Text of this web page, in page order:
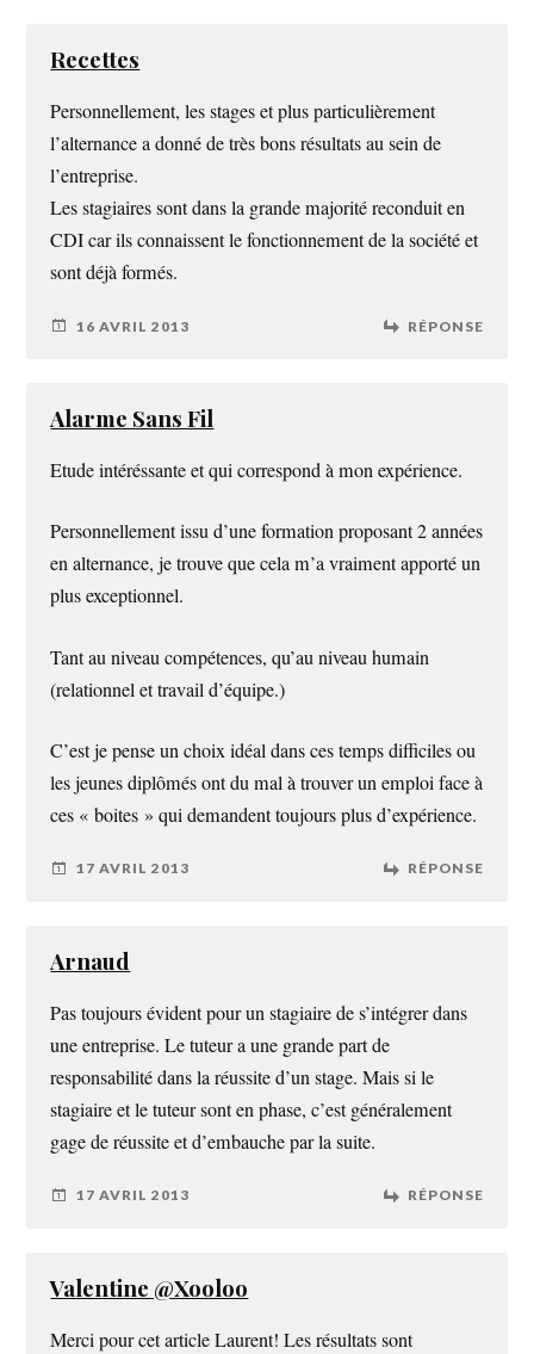
Recettes
Personnellement, les stages et plus particulièrement
l’alternance a donné de très bons résultats au sein de
l’entreprise.
Les stagiaires sont dans la grande majorité reconduit en
CDI car ils connaissent le fonctionnement de la société et
sont déjà formés.
16 AVRIL 2013 RÉPONSE
Alarme Sans Fil
Etude intéréssante et qui correspond à mon expérience.
Personnellement issu d’une formation proposant 2 années
en alternance, je trouve que cela m’a vraiment apporté un
plus exceptionnel.
Tant au niveau compétences, qu’au niveau humain
(relationnel et travail d’équipe.)
C’est je pense un choix idéal dans ces temps difficiles ou
les jeunes diplômés ont du mal à trouver un emploi face à
ces « boites » qui demandent toujours plus d’expérience.
17 AVRIL 2013 RÉPONSE
Arnaud
Pas toujours évident pour un stagiaire de s’intégrer dans
une entreprise. Le tuteur a une grande part de
responsabilité dans la réussite d’un stage. Mais si le
stagiaire et le tuteur sont en phase, c’est généralement
gage de réussite et d’embauche par la suite.
17 AVRIL 2013 RÉPONSE
Valentine @Xooloo
Merci pour cet article Laurent! Les résultats sont